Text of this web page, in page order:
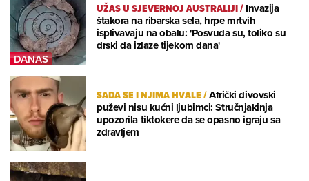
UŽAS U SJEVERNOJ AUSTRALIJI/Invazija
štakora na ribarska sela, hrpe mrtvih
isplivavaju na obalu: 'Posvuda su, toliko su
drski da izlaze tijekom dana'
SADA SE I NJIMA HVALE/Afrički divovski
puževi nisu kućni ljubimci: Stručnjakinja
upozorila tiktokere da se opasno igraju sa
zdravljem